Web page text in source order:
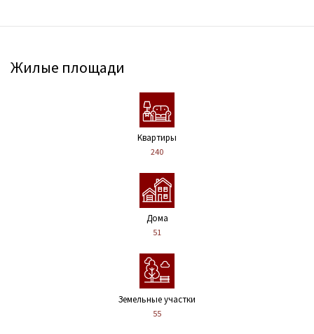
Жилые площади
Kвартиры
240
Дома
51
Земельные участки
55